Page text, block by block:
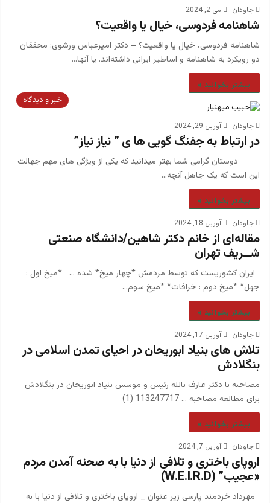
جاودان می 2, 2024
شاهنامه فردوسی، خیال یا واقعیت؟
شاهنامه فردوسی، خیال یا واقعیت؟ – دکتر امیرعباس ورشوی: محققان
دو رویکرد به شاهنامه و اساطیر ایرانی داشته‌اند. یا آنها…
بیشتر بخوانید »
خبر و دیدگاه
جاودان آوریل 29, 2024
در ارتباط به جفنگ گویی ها ی ” نیاز نیاز”
دوستان گرامی شما بهتر میدانید که یکی از ویژگی های مهم جهالت
این است که یک جاهل آنچه…
بیشتر بخوانید »
جاودان آوریل 18, 2024
مقاله‌ای از خانم دکتر شاهین/دانشگاه صنعتی
شــریف تهران
ايران کشوريست که توسط مردمش *چهار ميخ* شده … *ميخ اول :
جهل* *ميخ دوم : خرافات* *ميخ سوم…
بیشتر بخوانید »
جاودان آوریل 17, 2024
تلاش های بنیاد ابوریحان در احیای تمدن اسلامی در
بنگلادش
مصاحبه با دکتر عارف بالله رئیس و موسس بنیاد ابوریحان در بنگلادش
برای مطالعه مصاحبه … 113247717 (1)
بیشتر بخوانید »
جاودان آوریل 7, 2024
اروپای باختری و تلافی از دنیا با به صحنه آمدن مردم
«عجیب” (W.E.I.R.D)
مهرداد خردمند پارسی زیر عنوان _ اروپای باختری و تلافی از دنیا با به